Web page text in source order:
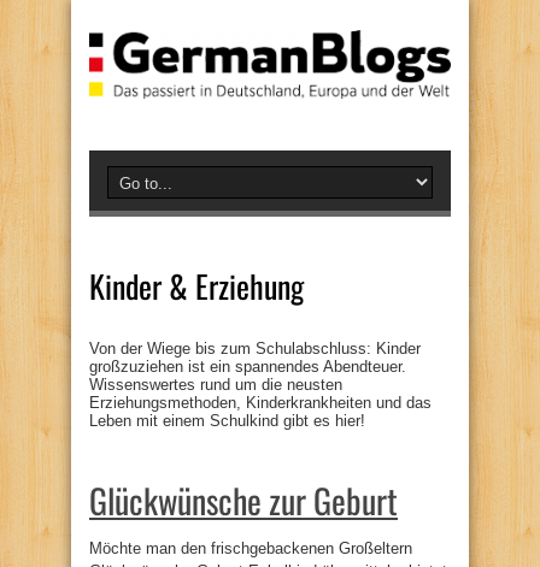
Kinder & Erziehung
Von der Wiege bis zum Schulabschluss: Kinder
großzuziehen ist ein spannendes Abendteuer.
Wissenswertes rund um die neusten
Erziehungsmethoden, Kinderkrankheiten und das
Leben mit einem Schulkind gibt es hier!
Glückwünsche zur Geburt
Möchte man den frischgebackenen Großeltern